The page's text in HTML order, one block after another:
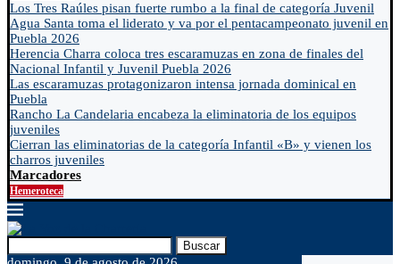
Los Tres Raúles pisan fuerte rumbo a la final de categoría Juvenil
Agua Santa toma el liderato y va por el pentacampeonato juvenil en
Puebla 2026
Herencia Charra coloca tres escaramuzas en zona de finales del
Nacional Infantil y Juvenil Puebla 2026
Las escaramuzas protagonizaron intensa jornada dominical en
Puebla
Rancho La Candelaria encabeza la eliminatoria de los equipos
juveniles
Cierran las eliminatorias de la categoría Infantil «B» y vienen los
charros juveniles
Marcadores
Hemeroteca
Buscar